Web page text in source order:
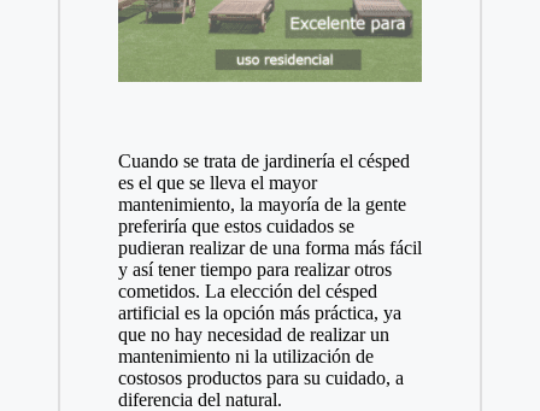
Cuando se trata de jardinería el césped
es el que se lleva el mayor
mantenimiento, la mayoría de la gente
preferiría que estos cuidados se
pudieran realizar de una forma más fácil
y así tener tiempo para realizar otros
cometidos. La elección del césped
artificial es la opción más práctica, ya
que no hay necesidad de realizar un
mantenimiento ni la utilización de
costosos productos para su cuidado, a
diferencia del natural.